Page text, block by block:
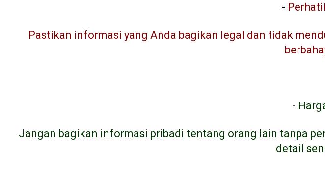
-
Pastikan informasi yang Anda bagikan legal dan tidak
-
Jangan bagikan informasi pribadi tentang orang lain tanpa
detail